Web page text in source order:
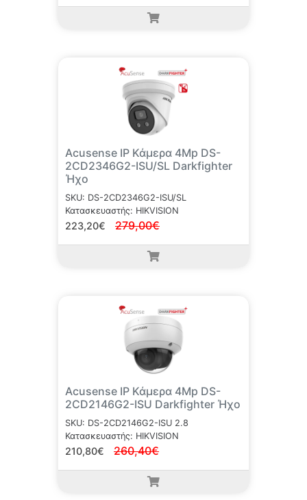
Acusense IP Κάμερα 4Mp DS-
2CD2346G2-ISU/SL Darkfighter
Ήχο
SKU: DS-2CD2346G2-ISU/SL
Κατασκευαστής: HIKVISION
223,20€ 279,00€
Acusense IP Κάμερα 4Mp DS-
2CD2146G2-ISU Darkfighter Ήχο
SKU: DS-2CD2146G2-ISU 2.8
Κατασκευαστής: HIKVISION
210,80€ 260,40€